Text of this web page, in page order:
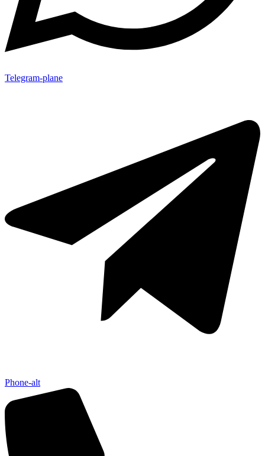
Telegram-plane
Phone-alt